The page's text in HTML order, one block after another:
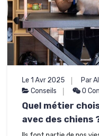
Le 1 Avr 2025
Par
Conseils
0
Quel métier
avec des chiens